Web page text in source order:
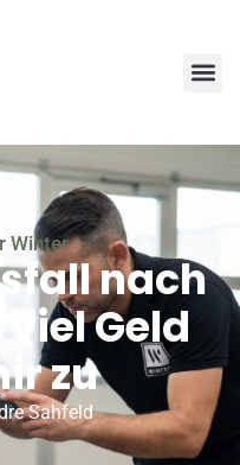
Winter
nach
Geld
zu
Sahfeld